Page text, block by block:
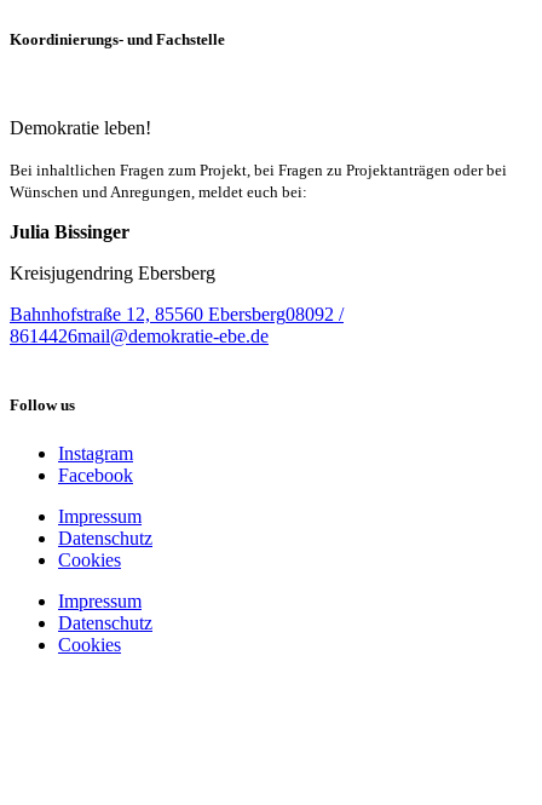
Koordinierungs- und Fachstelle
Demokratie leben!
Bei inhaltlichen Fragen zum Projekt, bei Fragen zu Projektanträgen oder bei
Wünschen und Anregungen, meldet euch bei:
Julia Bissinger
Kreisjugendring Ebersberg
Bahnhofstraße 12, 85560 Ebersberg08092 /
8614426mail@demokratie-ebe.de
Follow us
Instagram
Facebook
Impressum
Datenschutz
Cookies
Impressum
Datenschutz
Cookies